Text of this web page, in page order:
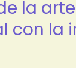
la
con la